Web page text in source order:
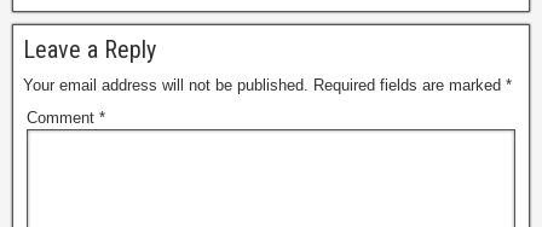
Leave a Reply
Your email address will not be published. Required fields are marked *
Comment *